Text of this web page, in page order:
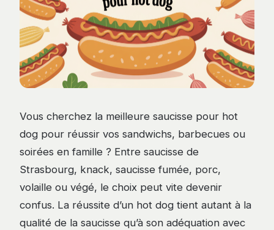
Vous cherchez la meilleure saucisse pour hot
dog pour réussir vos sandwichs, barbecues ou
soirées en famille ? Entre saucisse de
Strasbourg, knack, saucisse fumée, porc,
volaille ou végé, le choix peut vite devenir
confus. La réussite d’un hot dog tient autant à la
qualité de la saucisse qu’à son adéquation avec